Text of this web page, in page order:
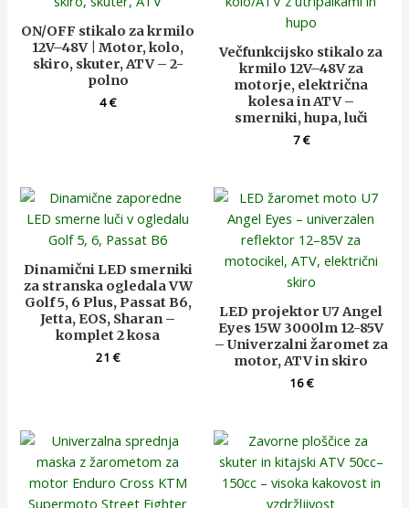
ON/OFF stikalo za krmilo
12V–48V | Motor, kolo,
skiro, skuter, ATV – 2-
polno
4€
Večfunkcijsko stikalo za
krmilo 12V–48V za
motorje, električna
kolesa in ATV –
smerniki, hupa, luči
7€
Dinamični LED smerniki
za stranska ogledala VW
Golf 5, 6 Plus, Passat B6,
Jetta, EOS, Sharan –
komplet 2 kosa
21€
LED projektor U7 Angel
Eyes 15W 3000lm 12-85V
– Univerzalni žaromet za
motor, ATV in skiro
16€